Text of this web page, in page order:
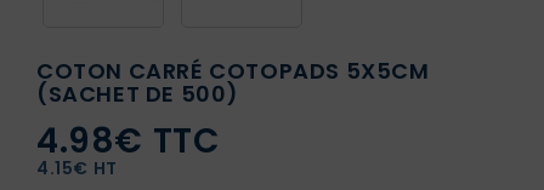
COTON CARRÉ COTOPADS 5X5CM
(SACHET DE 500)
4.98€ TTC
4.15€ HT